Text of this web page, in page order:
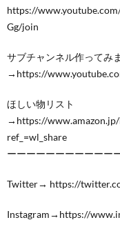
https://
Gg/join
サブチャンネル作ってみ
→https://
ほしい物リスト
→https://
ref_=wl_share
ーーーーーーーーーーー
Twitter→ https://
Instagram→https://